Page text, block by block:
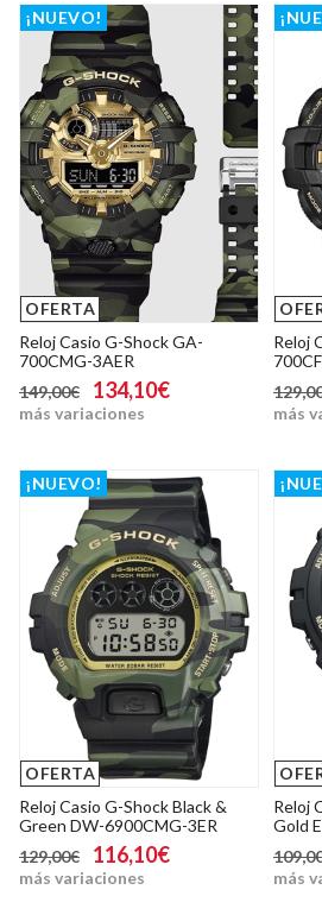
OFERTA
¡NUEVO!
Reloj Casio G-Shock GA-
700CMG-3AER
149,00€
134,10€
más variaciones
Reloj
más
OFERTA
¡NUEVO!
Reloj Casio G-Shock Black &
Green DW-6900CMG-3ER
129,00€
116,10€
más variaciones
Reloj
Gold
más